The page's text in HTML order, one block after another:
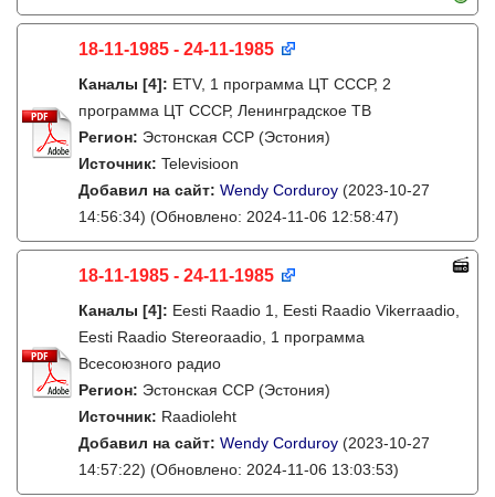
18-11-1985 - 24-11-1985
Каналы [4]: ETV, 1 программа ЦТ СССР, 2
программа ЦТ СССР, Ленинградское ТВ
Регион: Эстонская ССР (Эстония)
Источник: Televisioon
Добавил на сайт: Wendy Corduroy (2023-10-27
14:56:34) (Обновлено: 2024-11-06 12:58:47)
18-11-1985 - 24-11-1985
Каналы [4]: Eesti Raadio 1, Eesti Raadio Vikerraadio,
Eesti Raadio Stereoraadio, 1 программа
Всесоюзного радио
Регион: Эстонская ССР (Эстония)
Источник: Raadioleht
Добавил на сайт: Wendy Corduroy (2023-10-27
14:57:22) (Обновлено: 2024-11-06 13:03:53)